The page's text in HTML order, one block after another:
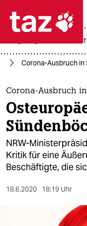

themen
politik
öko
gesellschaft
usa
Corona-Ausbruch
Corona-Ausbruch
NRW-
Kritik für eine
Beschäftigte, die
18.6.2020 18:19 Uhr